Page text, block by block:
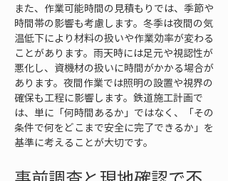
また、作業可能時間の見積もりでは、季節や
時間帯の影響も考慮します。冬季は夜間の気
温低下により材料の扱いや作業効率が変わる
ことがあります。雨天時には足元や視認性が
悪化し、資機材の扱いに時間がかかる場合が
あります。夜間作業では照明の設置や視界の
確保も工程に影響します。鉄道施工計画で
は、単に「何時間あるか」ではなく、「その
条件で何をどこまで安全に完了できるか」を
基準に考えることが大切です。